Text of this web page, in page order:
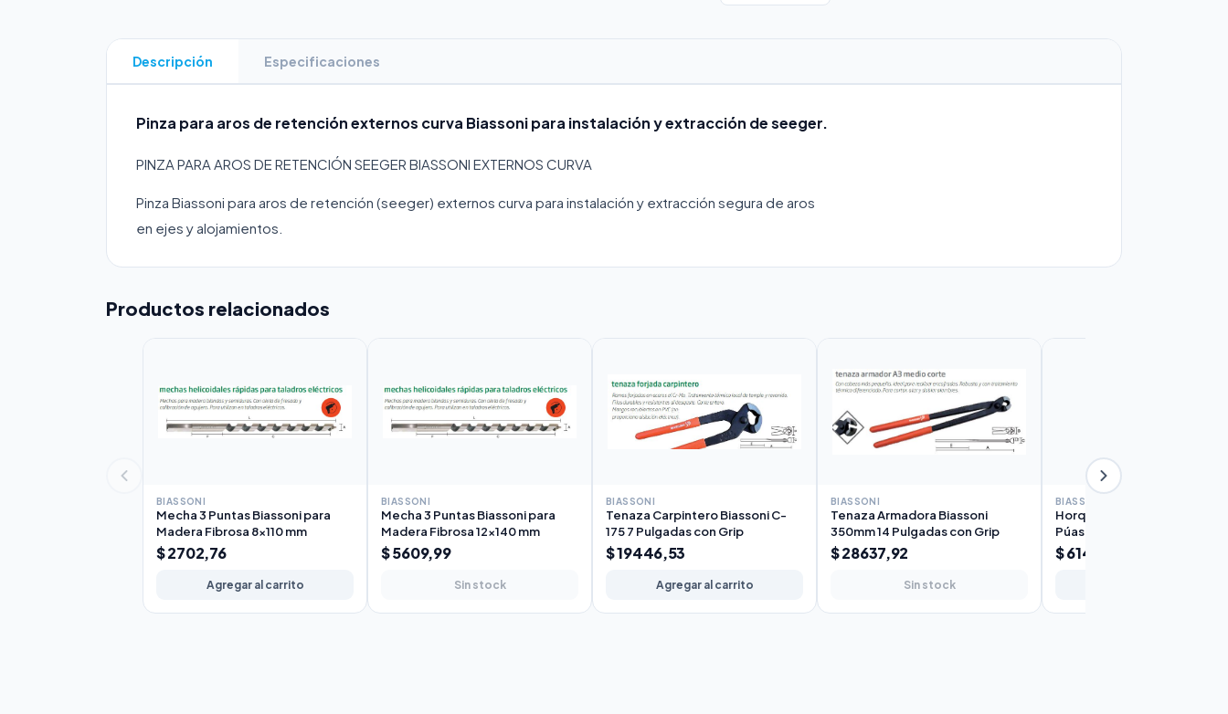
Descripción Especificaciones
Pinza para aros de retención externos curva Biassoni para instalación y extracción de seeger.
PINZA PARA AROS DE RETENCIÓN SEEGER BIASSONI EXTERNOS CURVA
Pinza Biassoni para aros de retención (seeger) externos curva para instalación y extracción segura de aros
en ejes y alojamientos.
Productos relacionados
BIASSONI
Mecha 3 Puntas Biassoni para
Madera Fibrosa 8x110 mm
$ 2702,76
Agregar al carrito
BIASSONI
Mecha 3 Puntas Biassoni para
Madera Fibrosa 12x140 mm
$ 5609,99
Sin stock
BIASSONI
Tenaza Carpintero Biassoni C-
175 7 Pulgadas con Grip
$ 19446,53
Agregar al carrito
BIASSONI
Tenaza Armadora Biassoni
350mm 14 Pulgadas con Grip
$ 28637,92
Sin stock
BIASSONI
Horquilla de Jardín Sol
Púas Mango Corto
$ 61450,10